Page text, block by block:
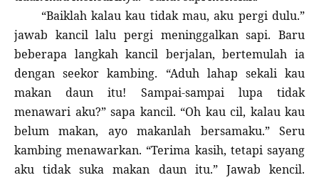
“Baiklah kalau kau tidak mau, aku pergi dulu.”
jawab kancil lalu pergi meninggalkan sapi. Baru
beberapa langkah kancil berjalan, bertemulah ia
dengan seekor kambing. “Aduh lahap sekali kau
makan daun itu! Sampai-sampai lupa tidak
menawari aku?” sapa kancil. “Oh kau cil, kalau kau
belum makan, ayo makanlah bersamaku.” Seru
kambing menawarkan. “Terima kasih, tetapi sayang
aku tidak suka makan daun itu.” Jawab kencil.